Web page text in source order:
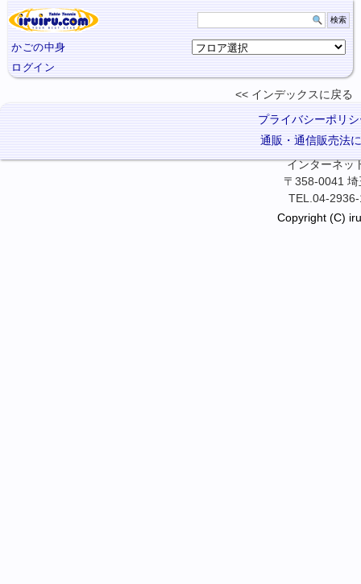
かごの中身
ログイン
インデックスに 戻る
プライバシーポリ
通販・通信販売法
インターネッ
〒358-0041
TEL.04-
Copyright (C)